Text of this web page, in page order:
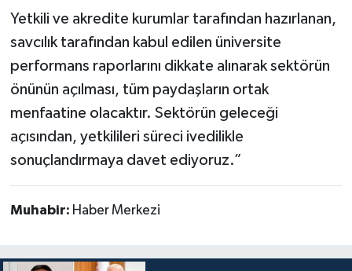
Yetkili ve akredite kurumlar tarafından hazırlanan,
savcılık tarafından kabul edilen üniversite
performans raporlarını dikkate alınarak sektörün
önünün açılması, tüm paydaşların ortak
menfaatine olacaktır. Sektörün geleceği
açısından, yetkilileri süreci ivedilikle
sonuçlandırmaya davet ediyoruz.”
Muhabir: Haber Merkezi